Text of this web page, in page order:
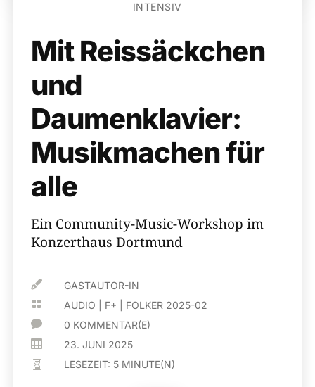
INTENSIV
Mit Reissäckchen
und
Daumenklavier:
Musikmachen für
alle
Ein Community-Music-Workshop im
Konzerthaus Dortmund
 GASTAUTOR-IN
 AUDIO F+ FOLKER 2025-02
 0 KOMMENTAR(E)
 23. JUNI 2025
 LESEZEIT: 5 MINUTE(N)